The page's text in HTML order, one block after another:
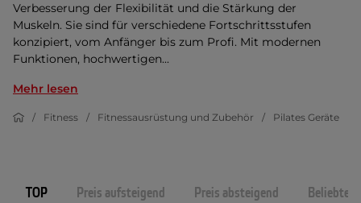
Verbesserung der Flexibilität und die Stärkung der
Muskeln. Sie sind für verschiedene Fortschrittsstufen
konzipiert, vom Anfänger bis zum Profi. Mit modernen
Funktionen, hochwertigen...
Mehr lesen
Fitness Fitnessausrüstung und Zubehör Pilates Geräte
TOP Preis aufsteigend Preis absteigend